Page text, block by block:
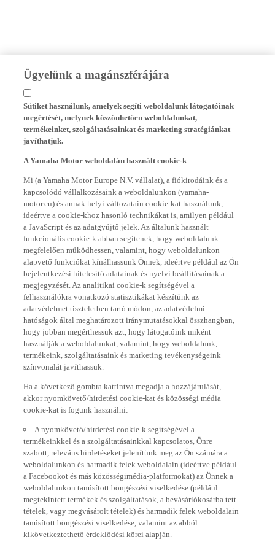
Ügyelünk a magánszférájára
Sütiket használunk, amelyek segíti weboldalunk látogatóinak
megértését, melynek köszönhetően weboldalunkat,
termékeinket, szolgáltatásainkat és marketing stratégiánkat
javíthatjuk.
A Yamaha Motor weboldalán használt cookie-k
Mi (a Yamaha Motor Europe N.V. vállalat), a fiókirodáink és a
kapcsolódó vállalkozásaink a weboldalunkon (yamaha-
motor.eu) és annak helyi változatain cookie-kat használunk,
ideértve a cookie-khoz hasonló technikákat is, amilyen például
a JavaScript és az adatgyűjtő jelek. Az általunk használt
funkcionális cookie-k abban segítenek, hogy weboldalunk
megfelelően működhessen, valamint, hogy weboldalunkon
alapvető funkciókat kínálhassunk Önnek, ideértve például az Ön
bejelentkezési hitelesítő adatainak és nyelvi beállításainak a
megjegyzését. Az analitikai cookie-k segítségével a
felhasználókra vonatkozó statisztikákat készítünk az
adatvédelmet tiszteletben tartó módon, az adatvédelmi
hatóságok által meghatározott iránymutatásokkal összhangban,
hogy jobban megérthessük azt, hogy látogatóink miként
használják a weboldalunkat, valamint, hogy weboldalunk,
termékeink, szolgáltatásaink és marketing tevékenységeink
színvonalát javíthassuk.
Ha a következő gombra kattintva megadja a hozzájárulását,
akkor nyomkövető/hirdetési cookie-kat és közösségi média
cookie-kat is fogunk használni:
A nyomkövető/hirdetési cookie-k segítségével a
termékeinkkel és a szolgáltatásainkkal kapcsolatos, Önre
szabott, releváns hirdetéseket jelenítünk meg az Ön számára a
weboldalunkon és harmadik felek weboldalain (ideértve például
a Facebookot és más közösségimédia-platformokat) az Önnek a
weboldalunkon tanúsított böngészési viselkedése (például:
megtekintett termékek és szolgáltatások, a bevásárlókosárba tett
tételek, vagy megvásárolt tételek) és harmadik felek weboldalain
tanúsított böngészési viselkedése, valamint az abból
kikövetkeztethető érdeklődési körei alapján.